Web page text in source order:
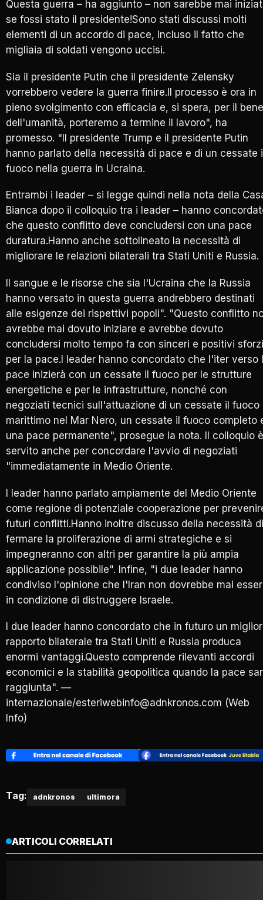
Questa guerra – ha aggiunto – non sarebbe mai
se fossi stato il presidente!Sono stati discussi molti
elementi di un accordo di pace, incluso il fatto che
migliaia di soldati vengono uccisi.
Sia il presidente Putin che il presidente Zelensky
vorrebbero vedere la guerra finire.Il processo è ora in
pieno svolgimento con efficacia e, si spera, per il bene
dell'umanità, porteremo a termine il lavoro", ha
promesso. "Il presidente Trump e il presidente Putin
hanno parlato della necessità di pace e di un cessate
fuoco nella guerra in Ucraina.
Entrambi i leader – si legge quindi nella nota della
Bianca dopo il colloquio tra i leader – hanno
che questo conflitto deve concludersi con una pace
duratura.Hanno anche sottolineato la necessità di
migliorare le relazioni bilaterali tra Stati Uniti e Russia.
Il sangue e le risorse che sia l'Ucraina che la Russia
hanno versato in questa guerra andrebbero destinati
alle esigenze dei rispettivi popoli". "Questo conflitto
avrebbe mai dovuto iniziare e avrebbe dovuto
concludersi molto tempo fa con sinceri e positivi sforzi
per la pace.I leader hanno concordato che l'iter verso
pace inizierà con un cessate il fuoco per le strutture
energetiche e per le infrastrutture, nonché con
negoziati tecnici sull'attuazione di un cessate il fuoco
marittimo nel Mar Nero, un cessate il fuoco completo
una pace permanente", prosegue la nota. Il colloquio è
servito anche per concordare l'avvio di negoziati
"immediatamente in Medio Oriente.
I leader hanno parlato ampiamente del Medio Oriente
come regione di potenziale cooperazione per
futuri conflitti.Hanno inoltre discusso della necessità di
fermare la proliferazione di armi strategiche e si
impegneranno con altri per garantire la più ampia
applicazione possibile". Infine, "i due leader hanno
condiviso l'opinione che l'Iran non dovrebbe mai
in condizione di distruggere Israele.
I due leader hanno concordato che in futuro un miglior
rapporto bilaterale tra Stati Uniti e Russia produca
enormi vantaggi.Questo comprende rilevanti accordi
economici e la stabilità geopolitica quando la pace
raggiunta". —
internazionale/esteriwebinfo@adnkronos.com (Web
Info)
Tag: adnkronos ultimora
ARTICOLI CORRELATI